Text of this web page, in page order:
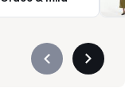
Précédent